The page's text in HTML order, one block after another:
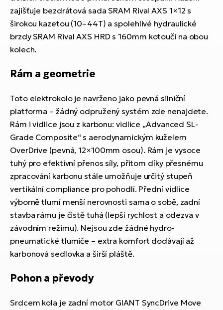
zajišťuje bezdrátová sada SRAM Rival AXS 1×12 s
širokou kazetou (10–44T) a spolehlivé hydraulické
brzdy SRAM Rival AXS HRD s 160mm kotouči na obou
kolech.
Rám a geometrie
Toto elektrokolo je navrženo jako pevná silniční
platforma – žádný odpružený systém zde nenajdete.
Rám i vidlice jsou z karbonu: vidlice „Advanced SL-
Grade Composite“ s aerodynamickým kuželem
OverDrive (pevná, 12×100mm osou). Rám je vysoce
tuhý pro efektivní přenos síly, přitom díky přesnému
zpracování karbonu stále umožňuje určitý stupeň
vertikální compliance pro pohodlí. Přední vidlice
výborně tlumí menší nerovnosti sama o sobě, zadní
stavba rámu je čistě tuhá (lepší rychlost a odezva v
závodním režimu). Nejsou zde žádné hydro-
pneumatické tlumiče – extra komfort dodávají až
karbonová sedlovka a širší pláště.
Pohon a převody
Srdcem kola je zadní motor GIANT SyncDrive Move